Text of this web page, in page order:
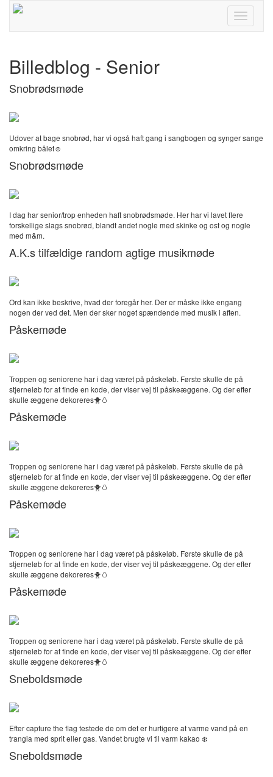
Toggle
Billedblog - Senior
Snobrødsmøde
Udover at bage snobrød, har vi også haft gang i sangbogen og synger sange
omkring bålet☺️
Snobrødsmøde
I dag har senior/trop enheden haft snobrødsmøde. Her har vi lavet flere
forskellige slags snobrød, blandt andet nogle med skinke og ost og nogle
med m&m.
A.K.s tilfældige random agtige musikmøde
Ord kan ikke beskrive, hvad der foregår her. Der er måske ikke engang
nogen der ved det. Men der sker noget spændende med musik i aften.
Påskemøde
Troppen og seniorene har i dag været på påskeløb. Første skulle de på
stjerneløb for at finde en kode, der viser vej til påskeæggene. Og der efter
skulle æggene dekoreres🐥🥚
Påskemøde
Troppen og seniorene har i dag været på påskeløb. Første skulle de på
stjerneløb for at finde en kode, der viser vej til påskeæggene. Og der efter
skulle æggene dekoreres🐥🥚
Påskemøde
Troppen og seniorene har i dag været på påskeløb. Første skulle de på
stjerneløb for at finde en kode, der viser vej til påskeæggene. Og der efter
skulle æggene dekoreres🐥🥚
Påskemøde
Troppen og seniorene har i dag været på påskeløb. Første skulle de på
stjerneløb for at finde en kode, der viser vej til påskeæggene. Og der efter
skulle æggene dekoreres🐥🥚
Sneboldsmøde
Efter capture the flag testede de om det er hurtigere at varme vand på en
trangia med sprit eller gas. Vandet brugte vi til varm kakao ❄️
Sneboldsmøde